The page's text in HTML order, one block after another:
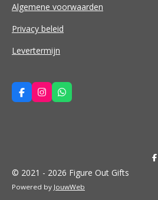
Algemene voorwaarden
Privacy beleid
Levertermijn
F
a
I
n
W
h
© 2021 - 2026 Figure Out Gifts
Powered by JouwWeb